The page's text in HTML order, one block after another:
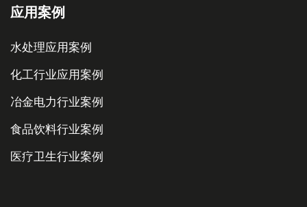
应用案例
水处理应用案例
化工行业应用案例
冶金电力行业案例
食品饮料行业案例
医疗卫生行业案例